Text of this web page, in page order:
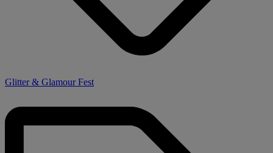
Glitter & Glamour Fest